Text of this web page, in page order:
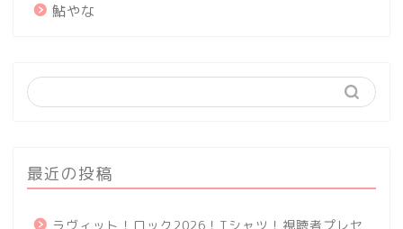
鮎やな
最近の投稿
ラヴィット！ロック2026！Tシャツ！視聴者プレセ